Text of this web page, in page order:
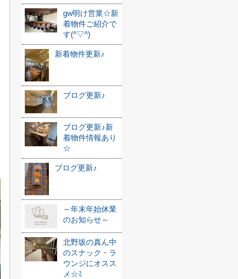
gw明け営業☆新
着物件ご紹介で
す(^▽^)
新着物件更新♪
ブログ更新♪
ブログ更新♪新
着物件情報あり
☆
ブログ更新♪
～年末年始休業
のお知らせ～
北野坂の真ん中
のスナック・ラ
ウンジにオスス
メ☆ﾐ